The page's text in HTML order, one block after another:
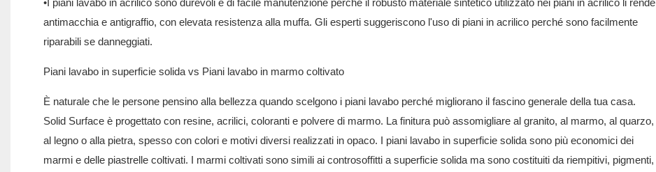
antimacchia e antigraffio, con elevata resistenza alla muffa. Gli esperti suggeriscono l'uso di piani in acrilico perché sono facilmente
riparabili se danneggiati.
Piani lavabo in superficie solida vs Piani lavabo in marmo coltivato
È naturale che le persone pensino alla bellezza quando scelgono i piani lavabo perché migliorano il fascino generale della tua casa.
Solid Surface è progettato con resine, acrilici, coloranti e polvere di marmo. La finitura può assomigliare al granito, al marmo, al quarzo,
al legno o alla pietra, spesso con colori e motivi diversi realizzati in opaco. I piani lavabo in superficie solida sono più economici dei
marmi e delle piastrelle coltivati. I marmi coltivati ​​sono simili ai controsoffitti a superficie solida ma sono costituiti da riempitivi, pigmenti,